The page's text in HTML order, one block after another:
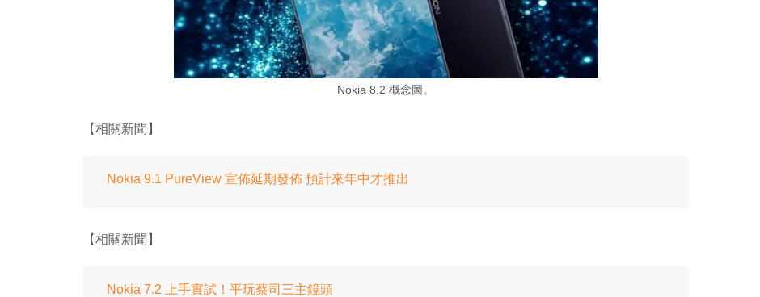
Nokia 8.2 概念圖。
【相關新聞】
Nokia 9.1 PureView 宣佈延期發佈 預計來年中才推出
【相關新聞】
Nokia 7.2 上手實試！平玩蔡司三主鏡頭